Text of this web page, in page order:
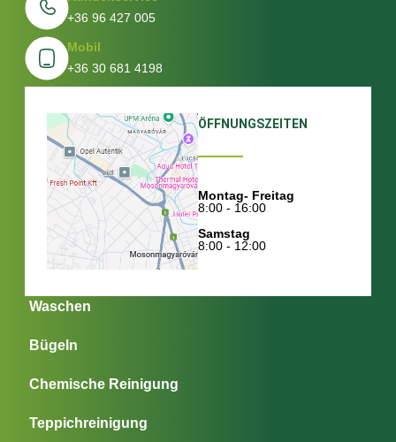
Waschen
Bügeln
Chemische Reinigung
Teppichreinigung
+36 96 427 005
Mobil
+36 30 681 4198
ÖFFNUNGSZEITEN
Montag- Freitag
8:00 - 16:00
Samstag
8:00 - 12:00